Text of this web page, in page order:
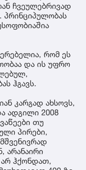
ჩვეულებრივად
რომ ეს
და ის უფრო
ჰგავს.
კარგად ახსოვს,
ადგილი 2008
თუ
პირები,
არანაირი
ჰქონდათ,